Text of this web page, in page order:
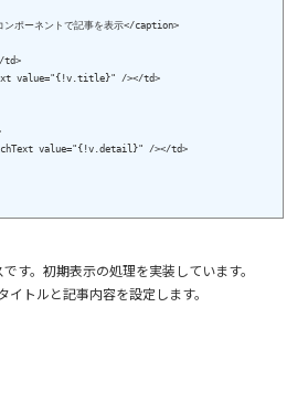
ポーネントで記事を表示</caption>
td>
value="{!v.title}" /></td>
value="{!v.detail}" /></td>
。初期表示の処理を実装しています。
トルと記事内容を設定します。